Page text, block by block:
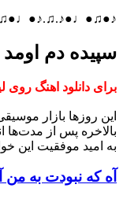
سپیده دم
برای دانلود اهنگ روی
این روزها بازار
بالاخره پس از
به امید موفقیت این
آه که نبودت به